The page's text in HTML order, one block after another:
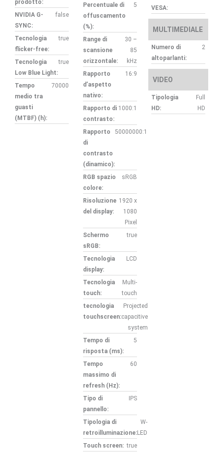
prodotto:
NVIDIA G-
SYNC:
false
Tecnologia
flicker-free:
true
Tecnologia
Low Blue Light:
true
Tempo
medio tra
guasti
(MTBF) (h):
70000
Percentuale di
offuscamento
(%):
5
Range di
scansione
orizzontale:
30 –
85
kHz
Rapporto
d’aspetto
nativo:
16:9
Rapporto di
contrasto:
1000:1
Rapporto
di
contrasto
(dinamico):
50000000:1
RGB spazio
colore:
sRGB
Risoluzione
del display:
1920 x
1080
Pixel
Schermo
sRGB:
true
Tecnologia
display:
LCD
Tecnologia
touch:
Multi-
touch
tecnologia
touchscreen:
Projected
capacitive
system
Tempo di
risposta (ms):
5
Tempo
massimo di
refresh (Hz):
60
Tipo di
pannello:
IPS
Tipologia di
retroilluminazione:
W-
LED
Touch screen: true
VESA:
MULTIMEDIALE
Numero di
altoparlanti:
2
VIDEO
Tipologia
HD:
Full
HD